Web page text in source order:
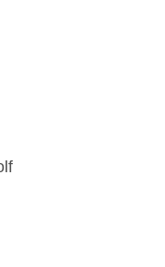
17:30 et 21:00 -
13 ans à 16 ans,